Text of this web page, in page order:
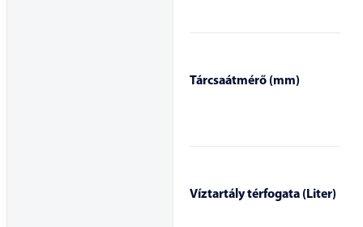
Tárcsaátmérő (mm)
Víztartály térfogata (Liter)